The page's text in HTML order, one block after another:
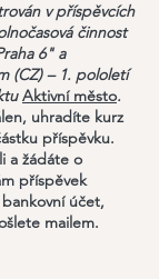
v příspěvcích
činnost
6" a
(CZ) – 1. pololetí
Aktivní město.
uhradíte kurz
příspěvku.
a žádáte o
příspěvek
účet,
mailem.